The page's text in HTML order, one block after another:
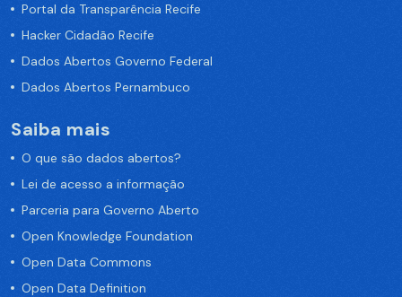
Portal da Transparência Recife
Hacker Cidadão Recife
Dados Abertos Governo Federal
Dados Abertos Pernambuco
Saiba mais
O que são dados abertos?
Lei de acesso a informação
Parceria para Governo Aberto
Open Knowledge Foundation
Open Data Commons
Open Data Definition